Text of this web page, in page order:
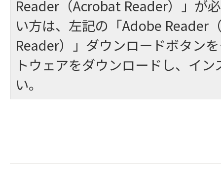
Reader（Acrobat Reader）」が
い方は、左記の「Adobe Reader
Reader）」ダウンロードボタン
トウェアをダウンロードし、イ
い。